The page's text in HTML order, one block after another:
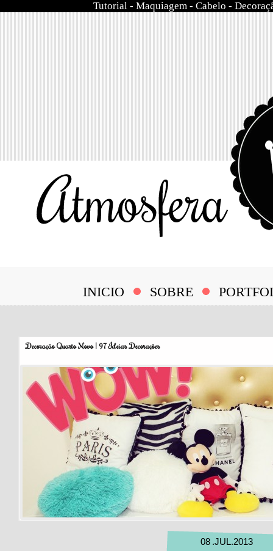
Tutorial- Maquiagem- Cabelo -
INICIO SOBRE
Decoração Quarto Novo | 97 Ideias Decorações
08 .JUL.2013